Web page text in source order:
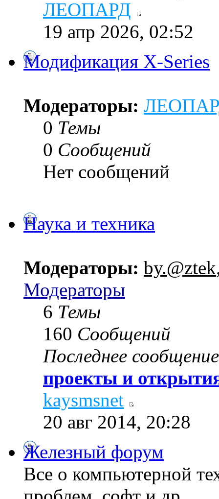
ЛЕОПАРД
19 апр 2026, 02:52
Модификация X-Series
Модераторы:
0 Темы
0 Сообщений
Нет сообщений
Наука и техника
Модераторы: by.@ztek
Модераторы
6 Темы
160 Сообщений
Последнее сообщение
проекты и
kaysmsnet
20 авг 2014, 20:28
Железный форум
Все о компьютерной